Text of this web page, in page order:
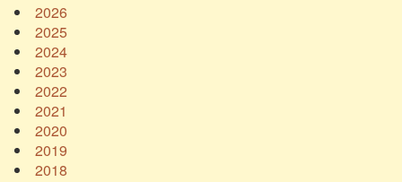
2026
2025
2024
2023
2022
2021
2020
2019
2018